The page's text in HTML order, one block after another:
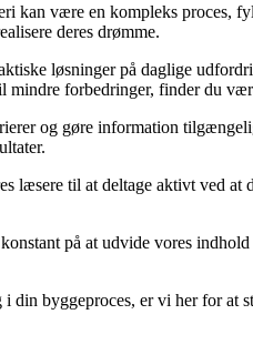
kan være en kompleks proces,
deres drømme.
løsninger på daglige
mindre forbedringer, finder du
og gøre information
til at deltage aktivt ved at
på at udvide vores
byggeproces, er vi her for at